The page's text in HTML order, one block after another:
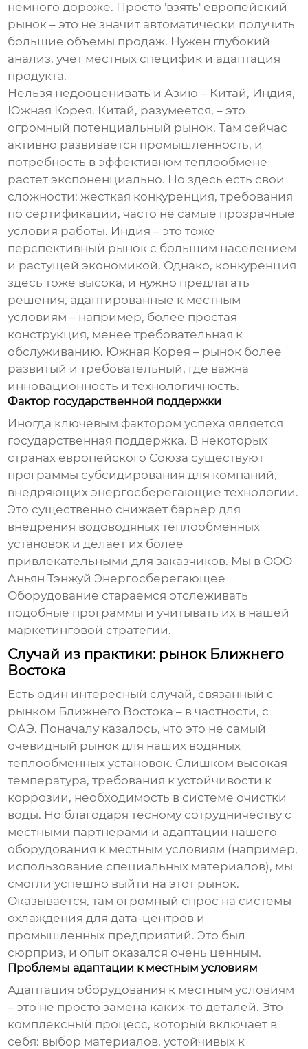
немного дороже. Просто 'взять' европейский
рынок – это не значит автоматически получить
большие объемы продаж. Нужен глубокий
анализ, учет местных специфик и адаптация
продукта.
Нельзя недооценивать и Азию – Китай, Индия,
Южная Корея. Китай, разумеется, – это
огромный потенциальный рынок. Там сейчас
активно развивается промышленность, и
потребность в эффективном теплообмене
растет экспоненциально. Но здесь есть свои
сложности: жесткая конкуренция, требования
по сертификации, часто не самые прозрачные
условия работы. Индия – это тоже
перспективный рынок с большим населением
и растущей экономикой. Однако, конкуренция
здесь тоже высока, и нужно предлагать
решения, адаптированные к местным
условиям – например, более простая
конструкция, менее требовательная к
обслуживанию. Южная Корея – рынок более
развитый и требовательный, где важна
инновационность и технологичность.
Фактор государственной поддержки
Иногда ключевым фактором успеха является
государственная поддержка. В некоторых
странах европейского Союза существуют
программы субсидирования для компаний,
внедряющих энергосберегающие технологии.
Это существенно снижает барьер для
внедрения водоводяных теплообменных
установок и делает их более
привлекательными для заказчиков. Мы в ООО
Аньян Тэнжуй Энергосберегающее
Оборудование стараемся отслеживать
подобные программы и учитывать их в нашей
маркетинговой стратегии.
Случай из практики: рынок Ближнего
Востока
Есть один интересный случай, связанный с
рынком Ближнего Востока – в частности, с
ОАЭ. Поначалу казалось, что это не самый
очевидный рынок для наших водяных
теплообменных установок. Слишком высокая
температура, требования к устойчивости к
коррозии, необходимость в системе очистки
воды. Но благодаря тесному сотрудничеству с
местными партнерами и адаптации нашего
оборудования к местным условиям (например,
использование специальных материалов), мы
смогли успешно выйти на этот рынок.
Оказывается, там огромный спрос на системы
охлаждения для дата-центров и
промышленных предприятий. Это был
сюрприз, и опыт оказался очень ценным.
Проблемы адаптации к местным условиям
Адаптация оборудования к местным условиям
– это не просто замена каких-то деталей. Это
комплексный процесс, который включает в
себя: выбор материалов, устойчивых к